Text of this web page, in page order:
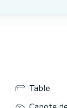
Table